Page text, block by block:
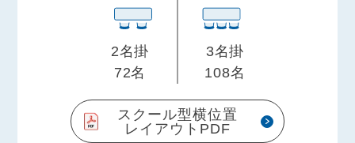
2名掛
72名
3名掛
108名
スクール型横位置
レイアウトPDF